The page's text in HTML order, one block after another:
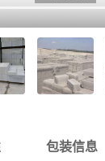
包装信息